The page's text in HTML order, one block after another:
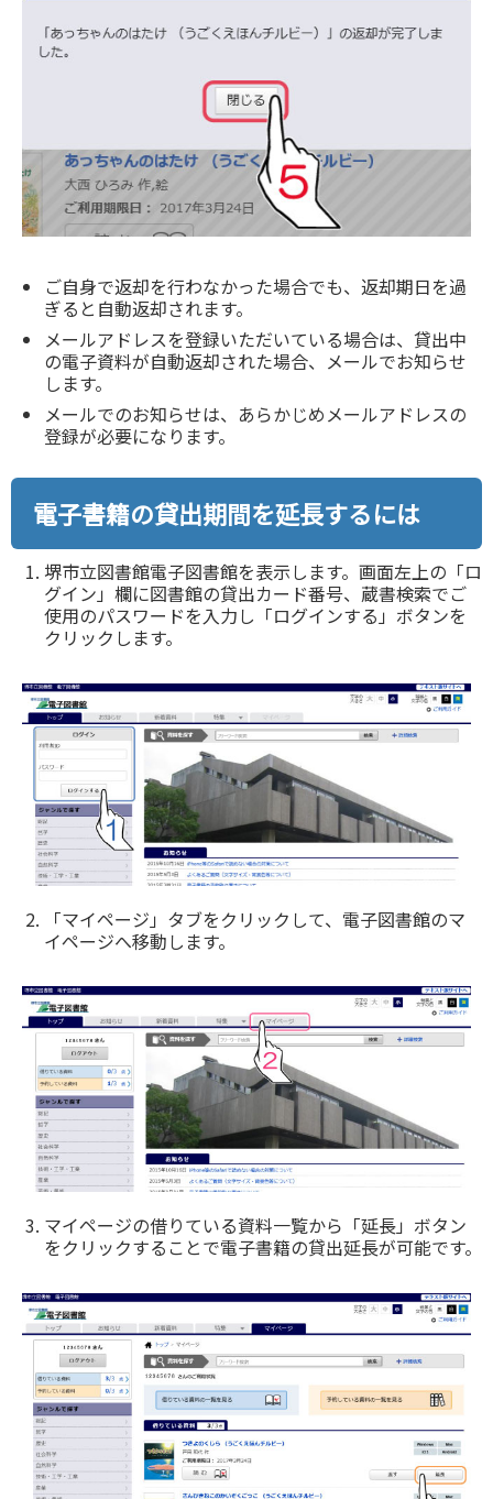
ご自身で返却を行わなかった場合でも、返却期日を過
ぎると自動返却されます。
メールアドレスを登録いただいている場合は、貸出中
の電子資料が自動返却された場合、メールでお知らせ
します。
メールでのお知らせは、あらかじめメールアドレスの
登録が必要になります。
電子書籍の貸出期間を延長するには
堺市立図書館電子図書館を表示します。画面左上の「ロ
グイン」欄に図書館の貸出カード番号、蔵書検索でご
使用のパスワードを入力し「ログインする」ボタンを
クリックします。
「マイページ」タブをクリックして、電子図書館のマ
イページへ移動します。
マイページの借りている資料一覧から「延長」ボタン
をクリックすることで電子書籍の貸出延長が可能です。